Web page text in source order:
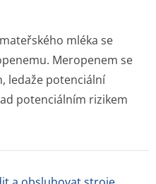
mléka se
Meropenem se
ledaže potenciální
potenciálním rizikem